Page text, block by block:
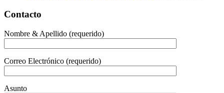
Contacto
Nombre & Apellido (requerido)
Correo Electrónico (requerido)
Asunto